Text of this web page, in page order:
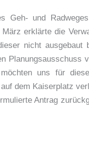
Geh- und
erklärte die
nicht ausgebaut
Planungsausschuss
uns für
dem Kaiserplatz
Antrag